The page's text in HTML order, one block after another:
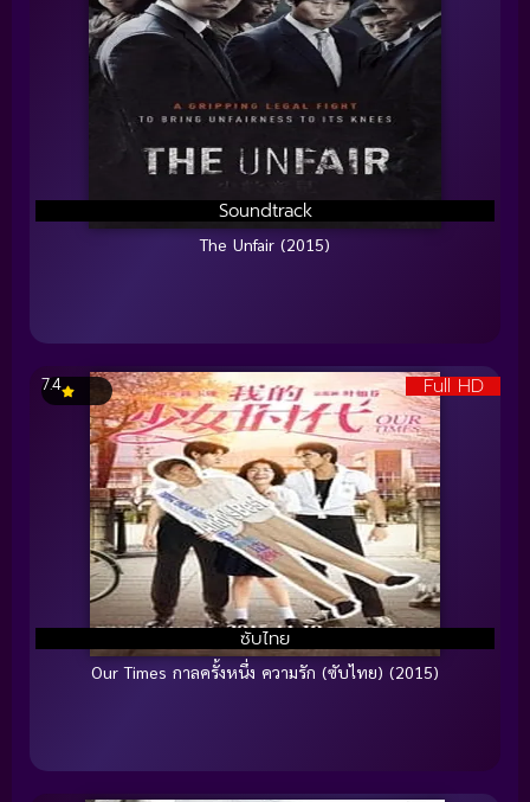
Soundtrack
The Unfair (2015)
Full HD
ซับไทย
7.4
Our Times กาลครั้งหนึ่ง ความรัก (ซับไทย) (2015)